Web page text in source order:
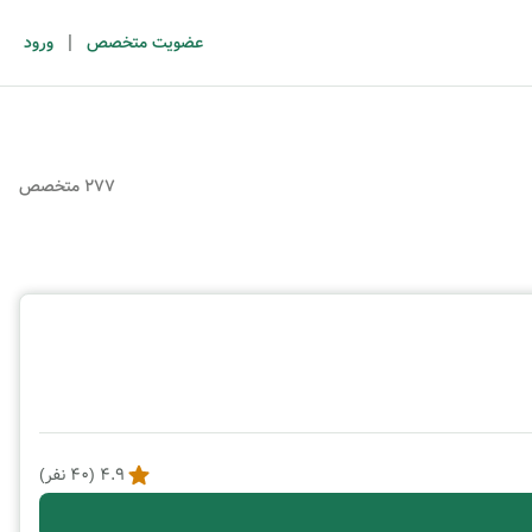
عضویت متخصص | ورود
277 متخصص
4.9
(
40 نفر)